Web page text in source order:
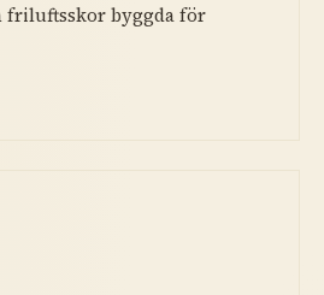
byggda för